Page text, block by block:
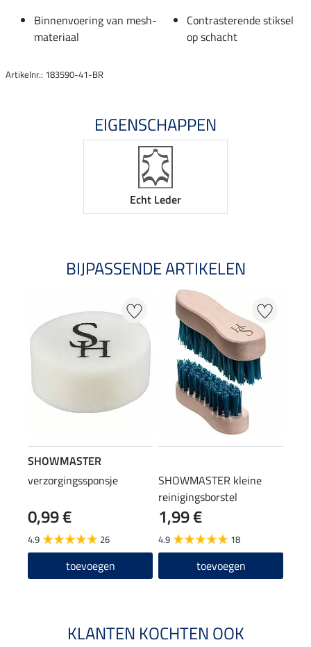
Binnenvoering van mesh-
materiaal
Contrasterende stiksel
op schacht
Artikelnr.: 183590-41-BR
EIGENSCHAPPEN
Echt Leder
BIJPASSENDE ARTIKELEN
SHOWMASTER
verzorgingssponsje
0,99 €
4.9 26
toevoegen
SHOWMASTER kleine
reinigingsborstel
1,99 €
4.9 18
toevoegen
KLANTEN KOCHTEN OOK